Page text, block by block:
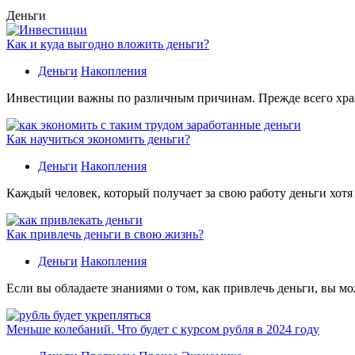
Деньги
Как и куда выгодно вложить деньги?
Деньги Накопления
Инвестиции важны по различным причинам. Прежде всего
Как научиться экономить деньги?
Деньги Накопления
Каждый человек, который получает за свою работу деньги
Как привлечь деньги в свою жизнь?
Деньги Накопления
Если вы обладаете знаниями о том, как привлечь деньги, вы
Меньше колебаний. Что будет с курсом рубля в 2024 году